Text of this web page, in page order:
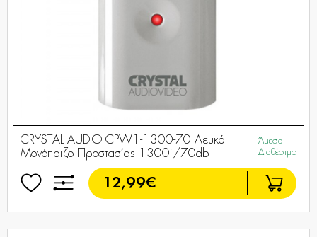
CRYSTAL AUDIO CPW1-1300-70 Λευκό
Μονόπριζο Προστασίας 1300j/70db
Άμεσα
Διαθέσιμο
12,99€